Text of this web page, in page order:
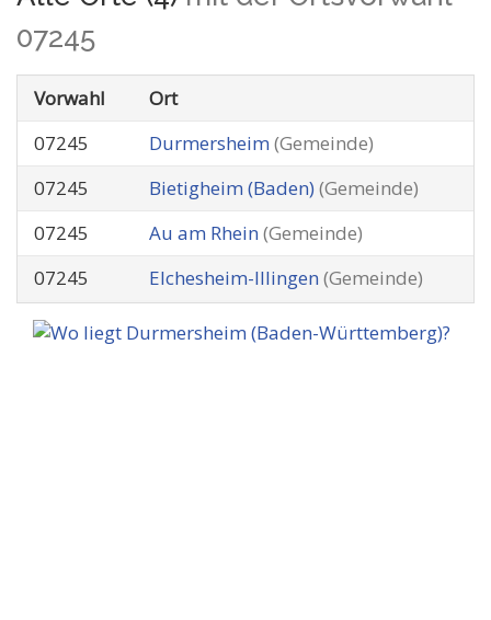
07245
Vorwahl
Ort
07245
Durmersheim (Gemeinde)
07245
Bietigheim (Baden) (Gemeinde)
07245
Au am Rhein (Gemeinde)
07245
Elchesheim-Illingen (Gemeinde)